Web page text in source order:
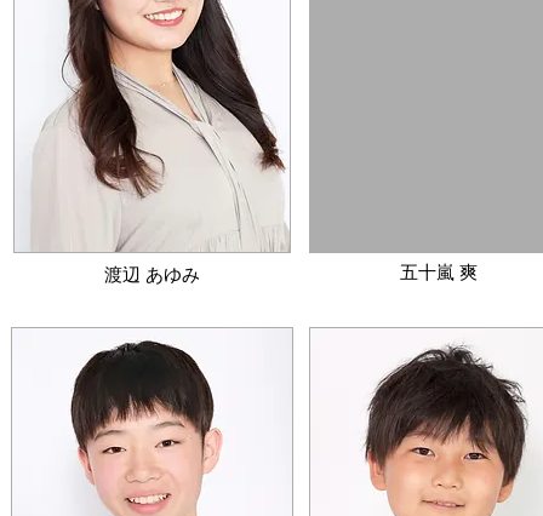
渡辺 あゆみ 五十嵐 爽